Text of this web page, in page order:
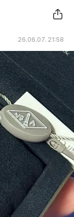
26.06.07. 21:58